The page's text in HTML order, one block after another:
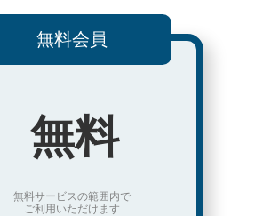
無料会員
無料
無料サービスの範囲内で
ご利用いただけます